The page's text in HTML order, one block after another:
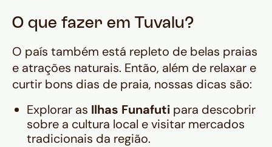
O que fazer em Tuvalu?
O país também está repleto de belas praias
e atrações naturais. Então, além de relaxar e
curtir bons dias de praia, nossas dicas são:
Explorar as Ilhas Funafuti para descobrir
sobre a cultura local e visitar mercados
tradicionais da região.